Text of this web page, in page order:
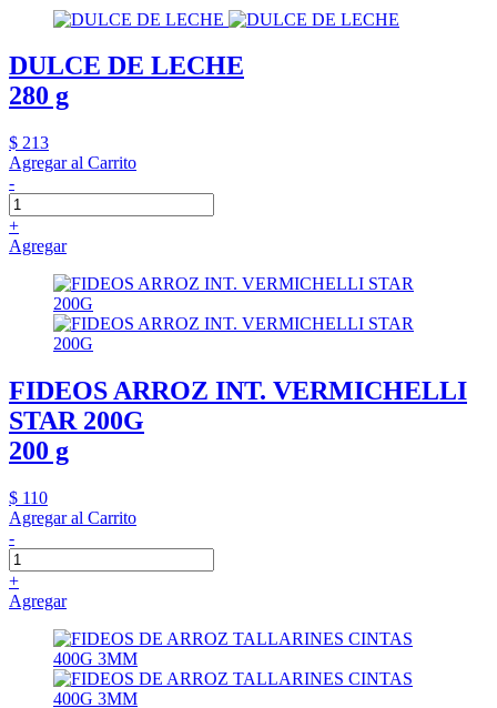
DULCE DE LECHE
280 g
$ 213
Agregar al Carrito
-
+
Agregar
FIDEOS ARROZ INT. VERMICHELLI
STAR 200G
200 g
$ 110
Agregar al Carrito
-
+
Agregar